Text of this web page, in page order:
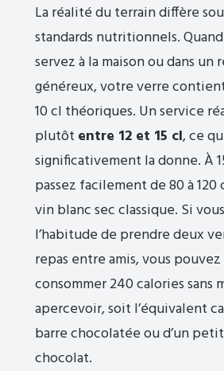
La réalité du terrain diffère
standards nutritionnels.
servez à la maison ou dans un
généreux, votre verre
10 cl théoriques. Un service
plutôt entre 12 et 15 cl, ce
significativement la donne. À
passez facilement de 80 à
vin blanc sec classique. Si
l’habitude de prendre deux
repas entre amis, vous
consommer 240 calories sans
apercevoir, soit l’équivalent
barre chocolatée ou d’un
chocolat.